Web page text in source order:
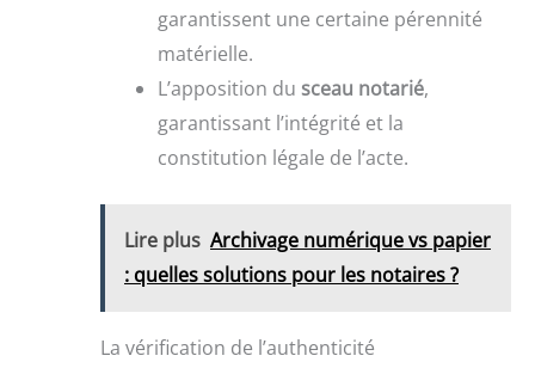
garantissent une certaine pérennité
matérielle.
L’apposition du sceau notarié,
garantissant l’intégrité et la
constitution légale de l’acte.
Lire plus Archivage numérique vs papier
: quelles solutions pour les notaires ?
La vérification de l’authenticité